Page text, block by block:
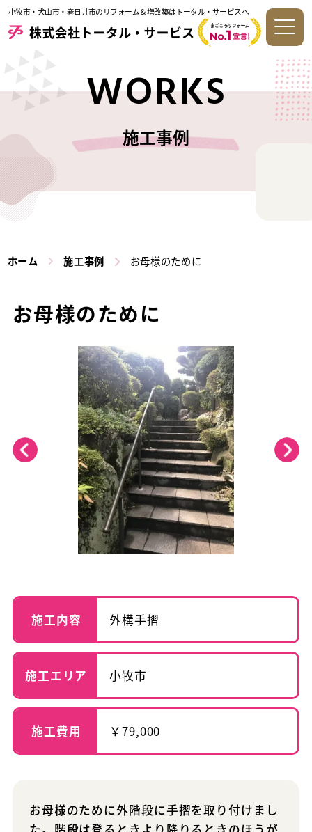
小牧市・犬山市・春日井市のリフォーム＆増改築はトータル・サービスへ
WORKS
施工事例
ホーム 施工事例 お母様のために
お母様のために
施工内容 外構手摺
施工エリア 小牧市
施工費用 ￥79,000
お母様のために外階段に手摺を取り付けまし